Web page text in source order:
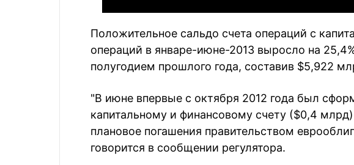
Положительное сальдо счета операций с
операций в январе-июне-2013 выросло на
полугодием прошлого года, составив $5,922
"В июне впервые с октября 2012 года был
капитальному и финансовому счету ($0,4
плановое погашения правительством
говорится в сообщении регулятора.